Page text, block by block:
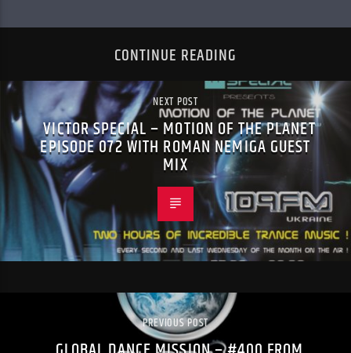
CONTINUE READING
NEXT POST
VICTOR SPECIAL – MOTION OF THE PLANET
EPISODE 072 WITH ROMAN NEMIGA GUEST
MIX
PREVIOUS POST